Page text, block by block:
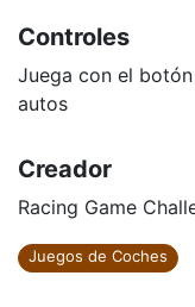
Controles
Juega con el
autos
Creador
Racing Game
Juegos de Coches